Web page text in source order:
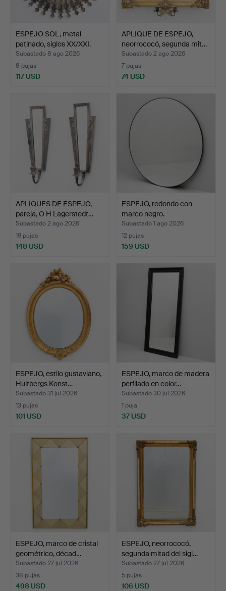
ESPEJO SOL, metal
patinado, siglos XX/XXI.
Subastado 8 ago 2026
8 pujas
117 USD
APLIQUE DE ESPEJO,
neorrococó, segunda mit…
Subastado 2 ago 2026
7 pujas
74 USD
APLIQUES DE ESPEJO,
pareja, O H Lagerstedt…
Subastado 2 ago 2026
19 pujas
148 USD
ESPEJO, redondo con
marco negro.
Subastado 1 ago 2026
12 pujas
159 USD
ESPEJO, estilo gustaviano,
Hultbergs Konst…
Subastado 31 jul 2026
13 pujas
101 USD
ESPEJO, marco de madera
perfilado en color…
Subastado 30 jul 2026
1 puja
37 USD
ESPEJO, marco de cristal
geométrico, décad…
Subastado 27 jul 2026
38 pujas
498 USD
ESPEJO, neorrococó,
segunda mitad del sigl…
Subastado 27 jul 2026
5 pujas
106 USD